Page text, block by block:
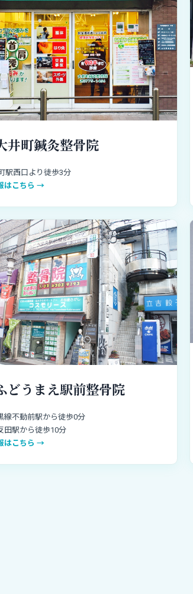
井町鍼灸整骨院
駅西口より徒歩3分
はこちら →
どうまえ駅前整骨院
線不動前駅から徒歩0分
田駅から徒歩10分
はこちら →